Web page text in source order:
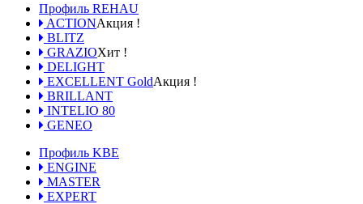
Профиль REHAU
ACTIONАкция !
BLITZ
GRAZIOХит !
DELIGHT
EXCELLENT GoldАкция !
BRILLANT
INTELIO 80
GENEO
Профиль KBE
ENGINE
MASTER
EXPERT